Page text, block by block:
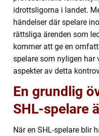
idrottsligorna i landet.
händelser där spelare
rättsliga ärenden som
kommer att ge en
spelare som nyligen
aspekter av detta
En grundlig
SHL-spelare
När en SHL-spelare blir